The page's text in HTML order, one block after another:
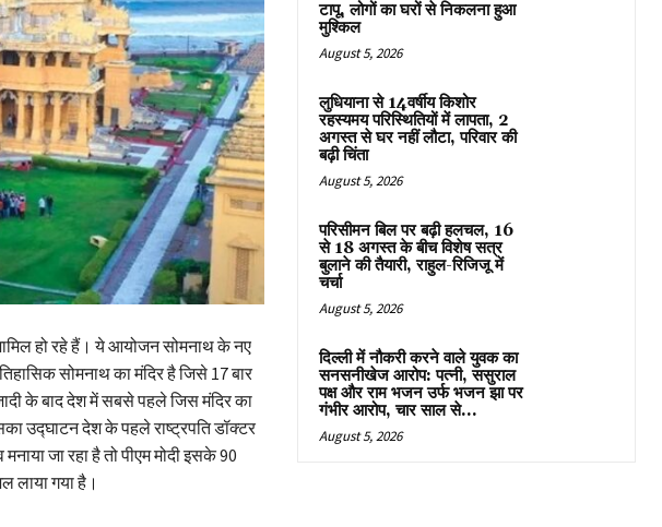
हो रहे हैं। ये आयोजन सोमनाथ के नए
सोमनाथ का मंदिर है जिसे 17 बार
के बाद देश में सबसे पहले जिस मंदिर का
उद्घाटन देश के पहले राष्ट्रपति डॉक्टर
जा रहा है तो पीएम मोदी इसके 90
लाया गया है।
टापू, लोगों का घरों से निकलना हुआ
मुश्किल
August 5, 2026
लुधियाना से 14वर्षीय किशोर
रहस्यमय परिस्थितियों में लापता, 2
अगस्त से घर नहीं लौटा, परिवार की
बढ़ी चिंता
August 5, 2026
परिसीमन बिल पर बढ़ी हलचल, 16
से 18 अगस्त के बीच विशेष सत्र
बुलाने की तैयारी, राहुल-रिजिजू में
चर्चा
August 5, 2026
दिल्ली में नौकरी करने वाले युवक का
सनसनीखेज आरोप: पत्नी, ससुराल
पक्ष और राम भजन उर्फ भजन झा पर
गंभीर आरोप, चार साल से...
August 5, 2026